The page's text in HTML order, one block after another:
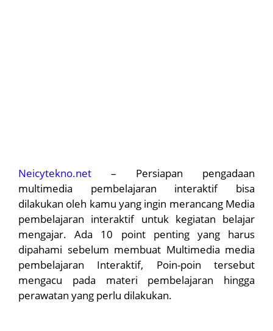
Neicytekno.net – Persiapan pengadaan
multimedia pembelajaran interaktif bisa
dilakukan oleh kamu yang ingin merancang Media
pembelajaran interaktif untuk kegiatan belajar
mengajar. Ada 10 point penting yang harus
dipahami sebelum membuat Multimedia media
pembelajaran Interaktif, Poin-poin tersebut
mengacu pada materi pembelajaran hingga
perawatan yang perlu dilakukan.